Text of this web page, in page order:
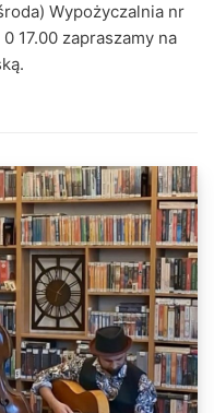
Wypożyczalnia nr
17.00 zapraszamy na